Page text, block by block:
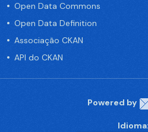
Open Data Commons
Open Data Definition
Associação CKAN
API do CKAN
Powered by
Idioma